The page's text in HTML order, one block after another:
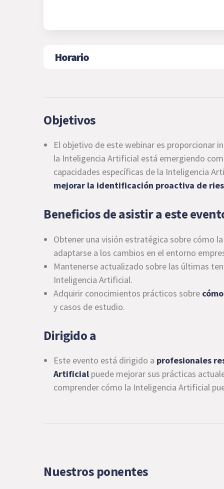
Horario
Objetivos
El objetivo de este webinar es proporcionar
la Inteligencia Artificial está emergiendo
capacidades específicas de la Inteligencia
mejorar la identificación proactiva de
Beneficios de asistir a este
Obtener una visión estratégica sobre cómo
adaptarse a los cambios en el entorno
Mantenerse actualizado sobre las últimas
Inteligencia Artificial.
Adquirir conocimientos prácticos sobre
y casos de estudio.
Dirigido a
Este evento está dirigido a profesionales
Artificial puede mejorar sus prácticas
comprender cómo la Inteligencia Artificial
Nuestros ponentes